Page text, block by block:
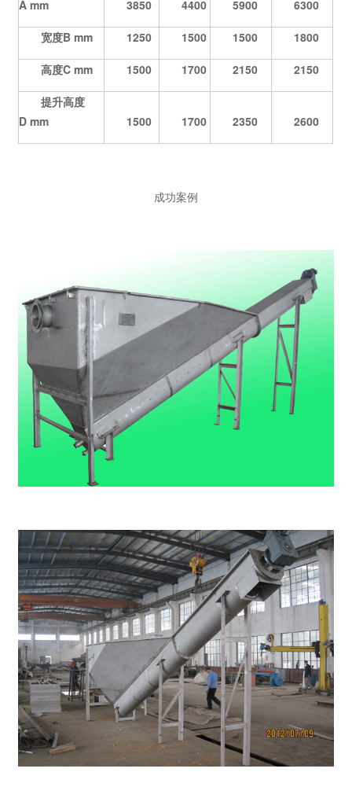
A mm
3850 4400 5900 6300
宽度B mm 1250 1500 1500 1800
高度C mm 1500 1700 2150 2150
提升高度
D mm
1500 1700 2350 2600
成功案例